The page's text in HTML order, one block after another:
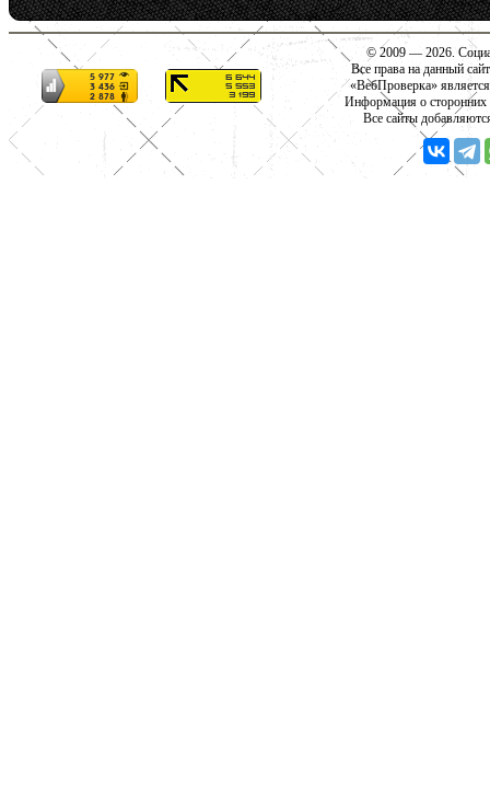
© 2009 — 2026.
Все права на данный
«ВебПроверка»
Информация о сторонних
Все сайты